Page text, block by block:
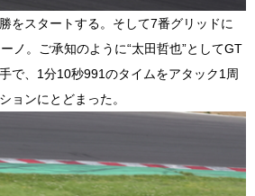
をスタートする。そして7番グリッドに
ノ。ご承知のように“太田哲也”としてGT
で、1分10秒991のタイムをアタック1周
ョンにとどまった。